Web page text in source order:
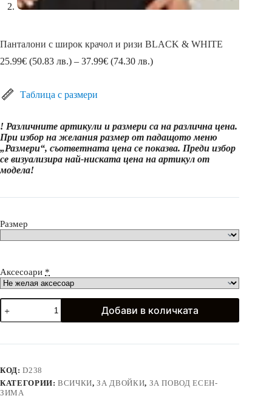
Панталони с широк крачол и ризи BLACK & WHITE
25.99€ (50.83 лв.) – 37.99€ (74.30 лв.)Price
37.99€
(74.30
лв.)
Таблица с размери
! Различните артикули и размери са на различна цена.
При избор на желания размер от падащото меню
„Размери“, съответната цена се показва. Преди избор
се визуализира най-ниската цена на артикул от
модела!
Размер
Аксесоари *
количество
за
Панталони
широк
ризи
BLACK
&
Добави в количката
КОД:D238
КАТЕГОРИИ:ВСИЧКИ,ЗА ДВОЙКИ, ЗА ПОВОД ЕСЕН-
ЗИМА